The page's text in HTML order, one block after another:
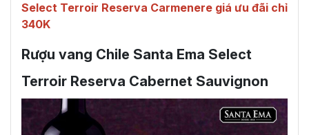
Select Terroir Reserva Carmenere giá ưu đãi chỉ
340K
Rượu vang Chile Santa Ema Select
Terroir Reserva Cabernet Sauvignon